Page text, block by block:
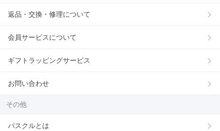
返品・交換・修理について
会員サービスについて
ギフトラッピングサービス
お問い合わせ
その他
パスクルとは